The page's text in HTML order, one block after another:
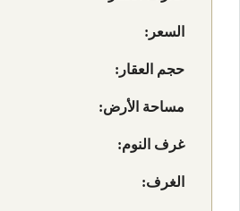
السعر:
حجم العقار:
مساحة الأرض:
غرف النوم:
الغرف: